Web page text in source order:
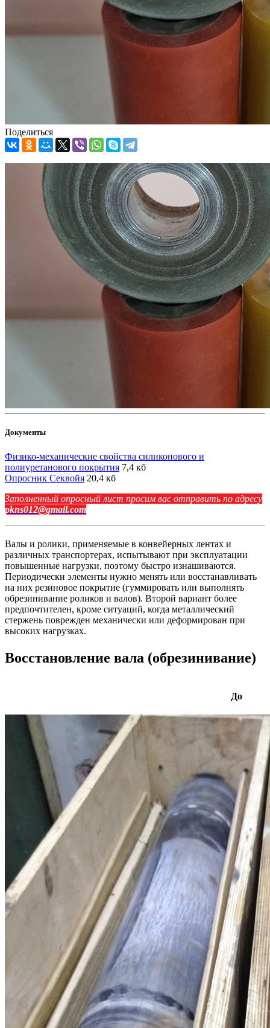
Поделиться
Документы
Физико-механические свойства силиконового и
полиуретанового покрытия 7,4 кб
Опросник Секвойя 20,4 кб
Заполненный опросный лист просим вас отправить по адресу
pkns012@gmail.com
Валы и ролики, применяемые в конвейерных лентах и
различных транспортерах, испытывают при эксплуатации
повышенные нагрузки, поэтому быстро изнашиваются.
Периодически элементы нужно менять или восстанавливать
на них резиновое покрытие (гуммировать или выполнять
обрезинивание роликов и валов). Второй вариант более
предпочтителен, кроме ситуаций, когда металлический
стержень поврежден механически или деформирован при
высоких нагрузках.
Восстановление вала (обрезинивание)
До